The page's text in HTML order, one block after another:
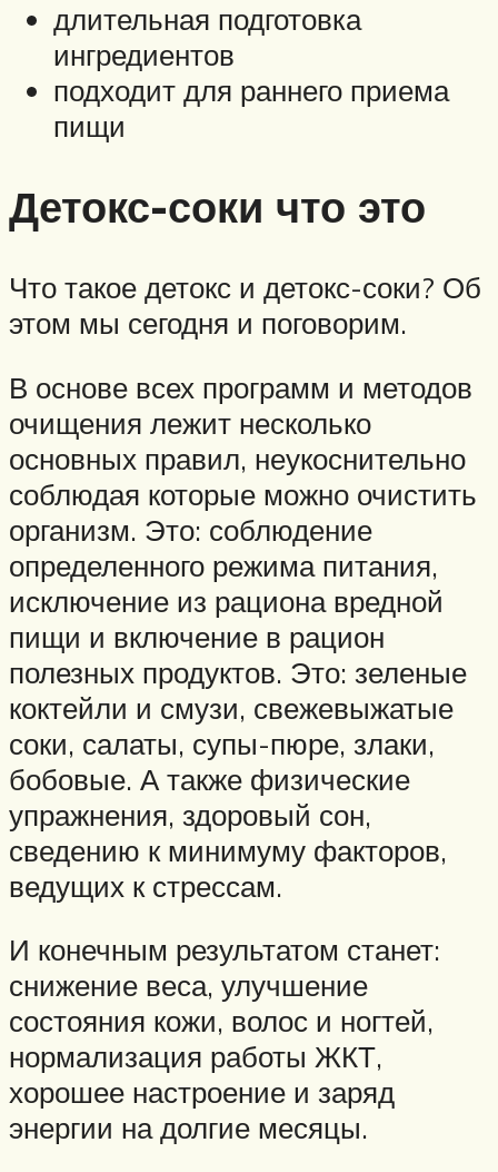
длительная подготовка
ингредиентов
подходит для раннего приема
пищи
Детокс-соки что это
Что такое детокс и детокс-соки? Об
этом мы сегодня и поговорим.
В основе всех программ и методов
очищения лежит несколько
основных правил, неукоснительно
соблюдая которые можно очистить
организм. Это: соблюдение
определенного режима питания,
исключение из рациона вредной
пищи и включение в рацион
полезных продуктов. Это: зеленые
коктейли и смузи, свежевыжатые
соки, салаты, супы-пюре, злаки,
бобовые. А также физические
упражнения, здоровый сон,
сведению к минимуму факторов,
ведущих к стрессам.
И конечным результатом станет:
снижение веса, улучшение
состояния кожи, волос и ногтей,
нормализация работы ЖКТ,
хорошее настроение и заряд
энергии на долгие месяцы.